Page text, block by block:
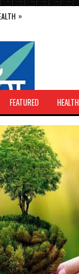
»
FEATURED HEALTH